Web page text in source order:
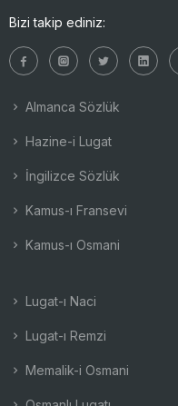
Bizi takip ediniz:
Almanca Sözlük
Hazine-i Lugat
İngilizce Sözlük
Kamus-ı Fransevi
Kamus-ı Osmani
Lugat-ı Naci
Lugat-ı Remzi
Memalik-i Osmani